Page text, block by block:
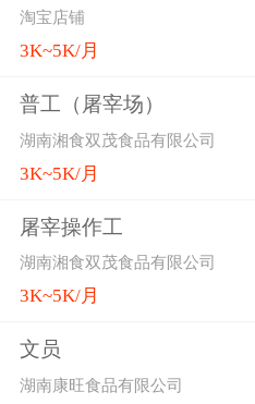
淘宝店铺
3K~5K/月
普工（屠宰场）
湖南湘食双茂食品有限公司
3K~5K/月
屠宰操作工
湖南湘食双茂食品有限公司
3K~5K/月
文员
湖南康旺食品有限公司